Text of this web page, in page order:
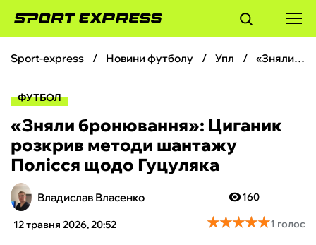
ФУТБОЛ
БОКС
ХОКЕЙ
ТЕНІС
sport-express новини футболу упл «Зняли бронювання»: Циганик розкрив методи шантажу Полісся щодо Гуцуляка
ФУТБОЛ
«Зняли бронювання»: Циганик
розкрив методи шантажу
Полісся щодо Гуцуляка
Владислав Власенко
12 травня 2026, 20:52
160
★★★★★
★★★★★1 голос